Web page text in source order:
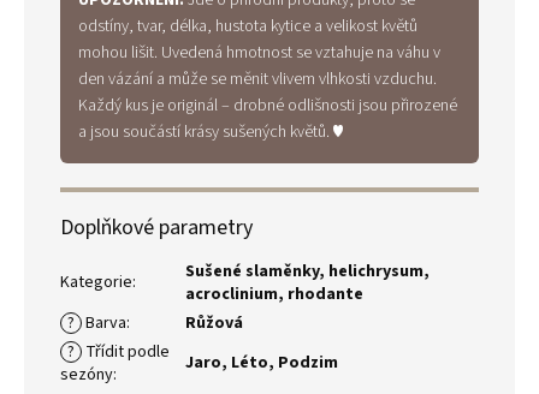
odstíny, tvar, délka, hustota kytice a velikost květů
mohou lišit. Uvedená hmotnost se vztahuje na váhu v
den vázání a může se měnit vlivem vlhkosti vzduchu.
Každý kus je originál – drobné odlišnosti jsou přirozené
a jsou součástí krásy sušených květů. ♥
Doplňkové parametry
Kategorie:
Sušené slaměnky, helichrysum,
acroclinium, rhodante
? Barva:
Růžová
? Třídit podle
sezóny: Jaro, Léto, Podzim